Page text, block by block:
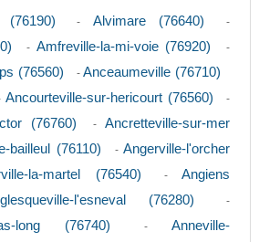
(76190) - Alvimare (76640) -
- Amfreville-la-mi-voie (76920) -
(76560) -Anceaumeville (76710)
Ancourteville-sur-hericourt (76560) -
(76760) -Ancretteville-sur-mer
bailleul (76110) -Angerville-l'orcher
la-martel (76540) -Angiens
l'esneval (76280) -
long (76740) -Anneville-